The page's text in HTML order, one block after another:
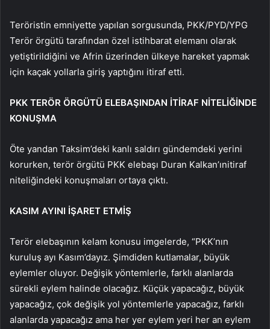
Teröristin emniyette yapılan sorgusunda, PKK/PYD/YPG
Terör örgütü tarafından özel istihbarat elemanı olarak
yetiştirildiğini ve Afrin üzerinden ülkeye hareket yapmak
için kaçak yollarla giriş yaptığını itiraf etti.
PKK TERÖR ÖRGÜTÜ ELEBAŞINDAN İTİRAF NİTELİĞİNDE
KONUŞMA
Öte yandan Taksim’deki kanlı saldırı gündemdeki yerini
korurken, terör örgütü PKK elebaşı Duran Kalkan’ınitiraf
niteliğindeki konuşmaları ortaya çıktı.
KASIM AYINI İŞARET ETMİŞ
Terör elebaşının kelam konusu imgelerde, “PKK’nın
kuruluş ayı Kasım’dayız. Şimdiden kutlamalar, büyük
eylemler oluyor. Değişik yöntemlerle, farklı alanlarda
sürekli eylem halinde olacağız. Küçük yapacağız, büyük
yapacağız, çok değişik yol yöntemlerle yapacağız, farklı
alanlarda yapacağız ama her yer eylem yeri her an eylem